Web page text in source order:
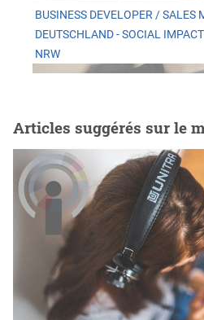
BUSINESS DEVELOPER / SALES
DEUTSCHLAND - SOCIAL
NRW
Articles suggérés sur le